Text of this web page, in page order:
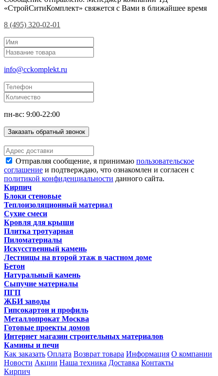
«СтройСитиКомплект» свяжется с Вами в ближайшее время
8 (495) 320-02-01
info@cckomplekt.ru
пн-вс: 9:00-22:00
Заказать обратный звонок
Отправляя сообщение, я принимаю пользовательское
соглашение и подтверждаю, что ознакомлен и согласен с
политикой конфиденциальности данного сайта.
Кирпич
Блоки стеновые
Теплоизоляционный материал
Сухие смеси
Кровля для крыши
Плитка тротуарная
Пиломатериалы
Искусственный камень
Лестницы на второй этаж в частном доме
Бетон
Натуральный камень
Сыпучие материалы
ПГП
ЖБИ заводы
Гипсокартон и профиль
Металлопрокат Москва
Готовые проекты домов
Интернет магазин строительных материалов
Камины и печи
Как заказать Оплата Возврат товара Информация О компании
Новости Акции Наша техника Доставка Контакты
Кирпич